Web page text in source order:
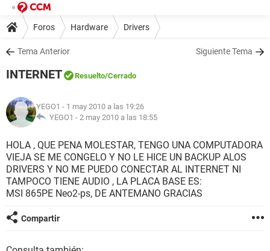
Foros Hardware Drivers
Tema Anterior Siguiente Tema
INTERNET Resuelto/Cerrado
YEGO1 - 1 may 2010 a las 19:26
YEGO1 - 2 may 2010 a las 18:55
HOLA , QUE PENA MOLESTAR, TENGO UNA COMPUTADORA
VIEJA SE ME CONGELO Y NO LE HICE UN BACKUP ALOS
DRIVERS Y NO ME PUEDO CONECTAR AL INTERNET NI
TAMPOCO TIENE AUDIO , LA PLACA BASE ES:
MSI 865PE Neo2-ps, DE ANTEMANO GRACIAS
Compartir